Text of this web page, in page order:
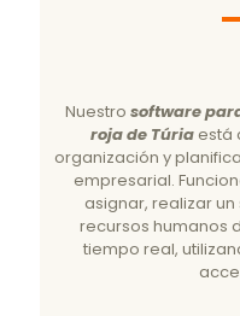
Nuestro software
roja de Túria está
organización y
empresarial.
asignar, realizar
recursos humanos
tiempo real,